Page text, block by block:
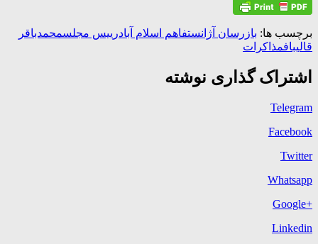
برچسب ها: بازرسان آژانستفاهم اسلام آبادرییس مجلسمحمدباقر
قالیبافمذاکرات
اشتراک گذاری نوشته
Telegram
Facebook
Twitter
Whatsapp
+Google
Linkedin